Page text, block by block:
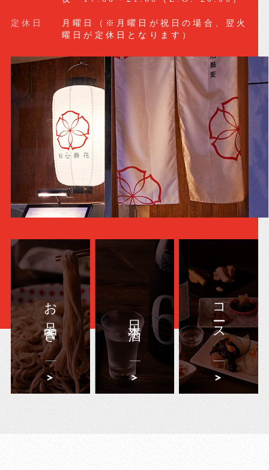
定休日
月曜日（※月曜日が祝日の場合、翌火
曜日が定休日となります）
お品書き 日本酒 コース